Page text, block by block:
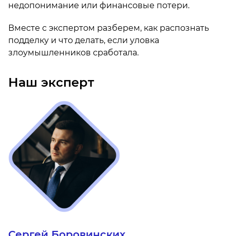
недопонимание или финансовые потери.
Вместе с экспертом разберем, как распознать
подделку и что делать, если уловка
злоумышленников сработала.
Наш эксперт